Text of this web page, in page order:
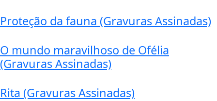
Proteção da fauna (Gravuras Assinadas)
O mundo maravilhoso de Ofélia
(Gravuras Assinadas)
Rita (Gravuras Assinadas)